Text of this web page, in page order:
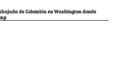
de Colombia en Washington donde